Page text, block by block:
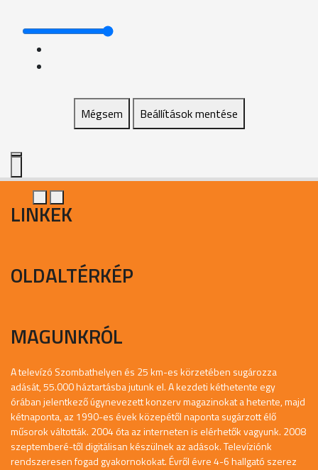
Mégsem Beállítások mentése
LINKEK
OLDALTÉRKÉP
MAGUNKRÓL
A televízó Szombathelyen és 25 km-es körzetében sugározza
adását, 55.000 háztartásba jutunk el. A kezdeti kéthetente egy
órában jelentkező úgynevezett konzerv magazinokat a hetente, majd
kétnaponta, az 1990-es évek közepétől naponta sugárzott élő
műsorok váltották. 2004 óta az interneten is elérhetők vagyunk. 2008
szeptemberé-től digitálisan készülnek az adások. Televíziónk
rendszeresen fogad gyakornokokat. Évről évre 4-6 hallgató szerez